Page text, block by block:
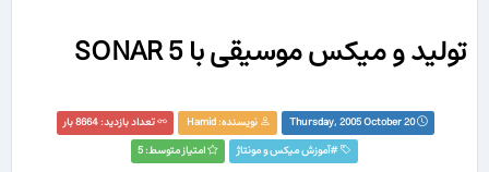
تولید و میکس موسیقی با SONAR 5
Thursday, 2005 October 20 نویسنده:Hamid
تعداد بازدید: 8664 بار
#آموزش ميكس و مونتاژ امتیاز متوسط: 5